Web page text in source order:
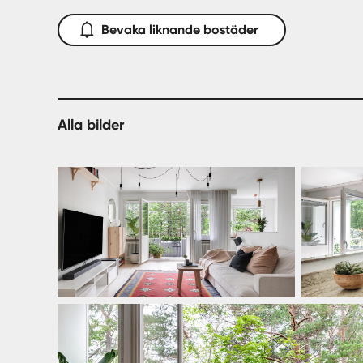
För att boka en visning, vänligen kontakta ansvarig
Bevaka liknande bostäder
Alla bilder